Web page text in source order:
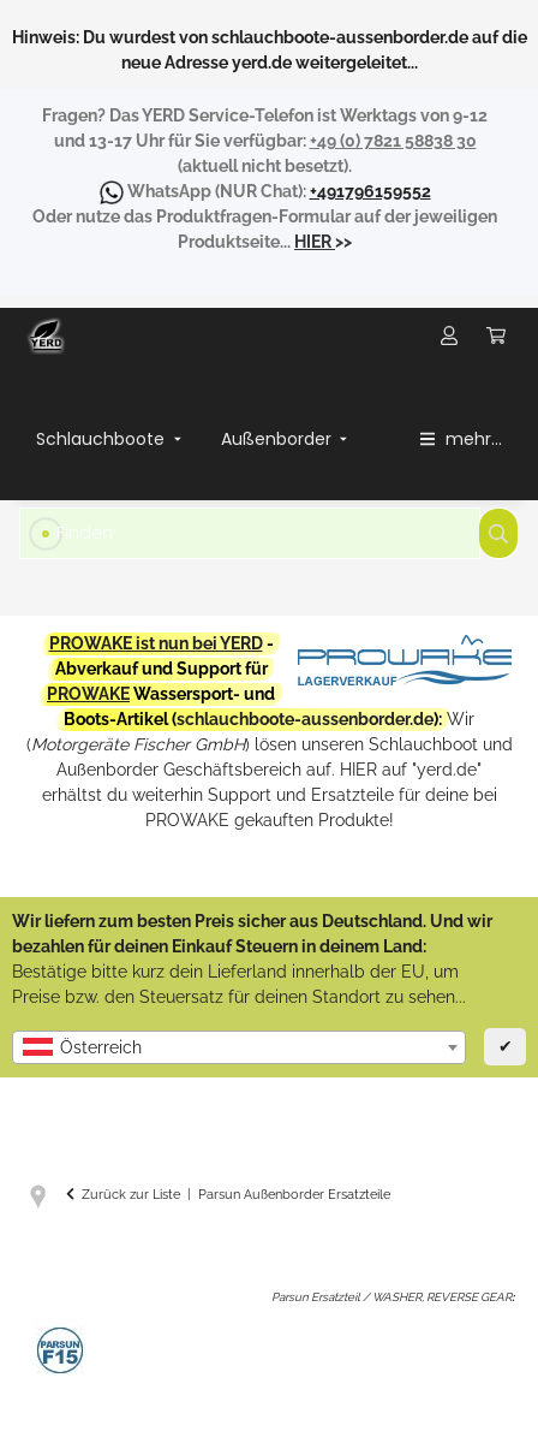
Hinweis: Du wurdest von schlauchboote-aussenborder.de auf die
neue Adresse yerd.de weitergeleitet...
Fragen? Das YERD Service-Telefon ist Werktags von 9-12
und 13-17 Uhr für Sie verfügbar:+49 (0) 7821 58838 30
(aktuell nicht besetzt).
WhatsApp(NUR Chat):+491796159552
Oder nutze das Produktfragen-Formular auf der jeweiligen
Produktseite... HIER>>
Schlauchboote Außenborder mehr...
PROWAKE ist nun bei YERD-
Abverkauf und Support für
PROWAKEWassersport- und
Boots-Artikel (schlauchboote-aussenborder.de): Wir
(Motorgeräte Fischer GmbH) lösen unseren Schlauchboot und
Außenborder Geschäftsbereich auf. HIER auf "yerd.de"
erhältst du weiterhin Support und Ersatzteile für deine bei
PROWAKE gekauften Produkte!
Wir liefern zum besten Preis sicher aus Deutschland. Und wir
bezahlen für deinen Einkauf Steuern in deinem Land:
Bestätige bitte kurz dein Lieferland innerhalb der EU, um
Preise bzw. den Steuersatz für deinen Standort zu sehen...
Österreich ✔
Zurück zur Liste Parsun Außenborder Ersatzteile
Parsun Ersatzteil / WASHER, REVERSE GEAR: